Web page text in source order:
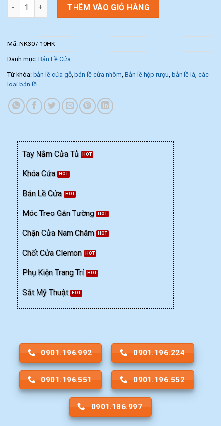
Bản lề cửa hợp kim NK307-10HK (Màu Inox) số lượng
THÊM VÀO GIỎ HÀNG
Mã: NK307-10HK
Danh mục: Bản Lề Cửa
Từ khóa: bản lề cửa gỗ bản lề cửa nhôm Bản lề hộp rượu bản lề lá các
loại bản lề
Tay Nắm Cửa Tủ
Khóa Cửa
Bản Lề Cửa
Móc Treo Gắn Tường
Chặn Cửa Nam Châm
Chốt Cửa Clemon
Phụ Kiện Trang Trí
Sắt Mỹ Thuật
0901.196.992 0901.196.224
0901.196.551 0901.196.552
0901.186.997